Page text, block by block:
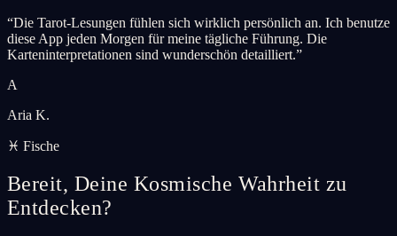
“Die Tarot-Lesungen fühlen sich wirklich persönlich an. Ich benutze
diese App jeden Morgen für meine tägliche Führung. Die
Karteninterpretationen sind wunderschön detailliert.”
A
Aria K.
♓ Fische
Bereit, Deine Kosmische Wahrheit zu
Entdecken?